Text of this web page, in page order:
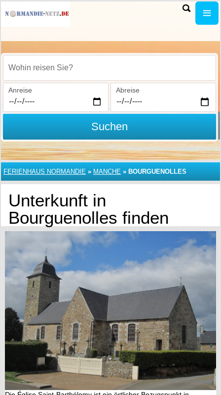
Wohin reisen Sie?
Anreise Abreise
Suchen
FERIENHAUS NORMANDIE » MANCHE » BOURGUENOLLES
Unterkunft in
Bourguenolles finden